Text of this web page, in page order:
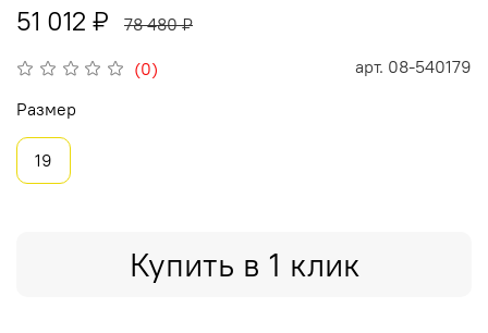
(0) арт. 08-540179
51 012 ₽ 78 480 ₽
Купить в 1 клик
Размер
19